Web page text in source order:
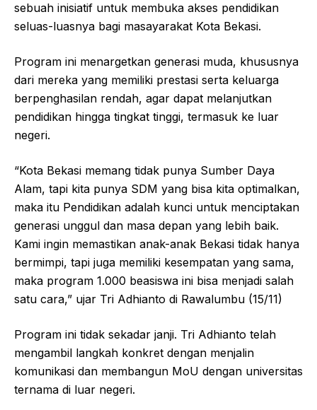
sebuah inisiatif untuk membuka akses pendidikan
seluas-luasnya bagi masayarakat Kota Bekasi.
Program ini menargetkan generasi muda, khususnya
dari mereka yang memiliki prestasi serta keluarga
berpenghasilan rendah, agar dapat melanjutkan
pendidikan hingga tingkat tinggi, termasuk ke luar
negeri.
“Kota Bekasi memang tidak punya Sumber Daya
Alam, tapi kita punya SDM yang bisa kita optimalkan,
maka itu Pendidikan adalah kunci untuk menciptakan
generasi unggul dan masa depan yang lebih baik.
Kami ingin memastikan anak-anak Bekasi tidak hanya
bermimpi, tapi juga memiliki kesempatan yang sama,
maka program 1.000 beasiswa ini bisa menjadi salah
satu cara,” ujar Tri Adhianto di Rawalumbu (15/11)
Program ini tidak sekadar janji. Tri Adhianto telah
mengambil langkah konkret dengan menjalin
komunikasi dan membangun MoU dengan universitas
ternama di luar negeri.